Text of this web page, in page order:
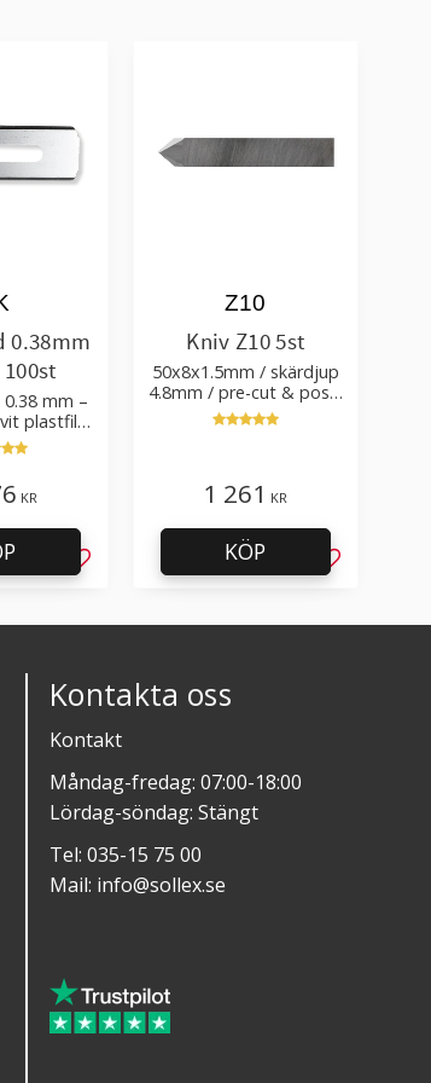
0.38mm
0.38 mm –
plastfilm
KR
Lägg till i favoriter
Kniv Z10 5st
50x8x1.5mm / skärdjup
4.8mm / pre-cut & post-
cut 0.84xTm / skärvinkel
50°
Z10
1 261 KR
Lägg till i
KÖP
Kontakta oss
Kontakt
Måndag-fredag: 07:00-18:00
Lördag-söndag: Stängt
Tel: 035-15 75 00
Mail: info@sollex.se